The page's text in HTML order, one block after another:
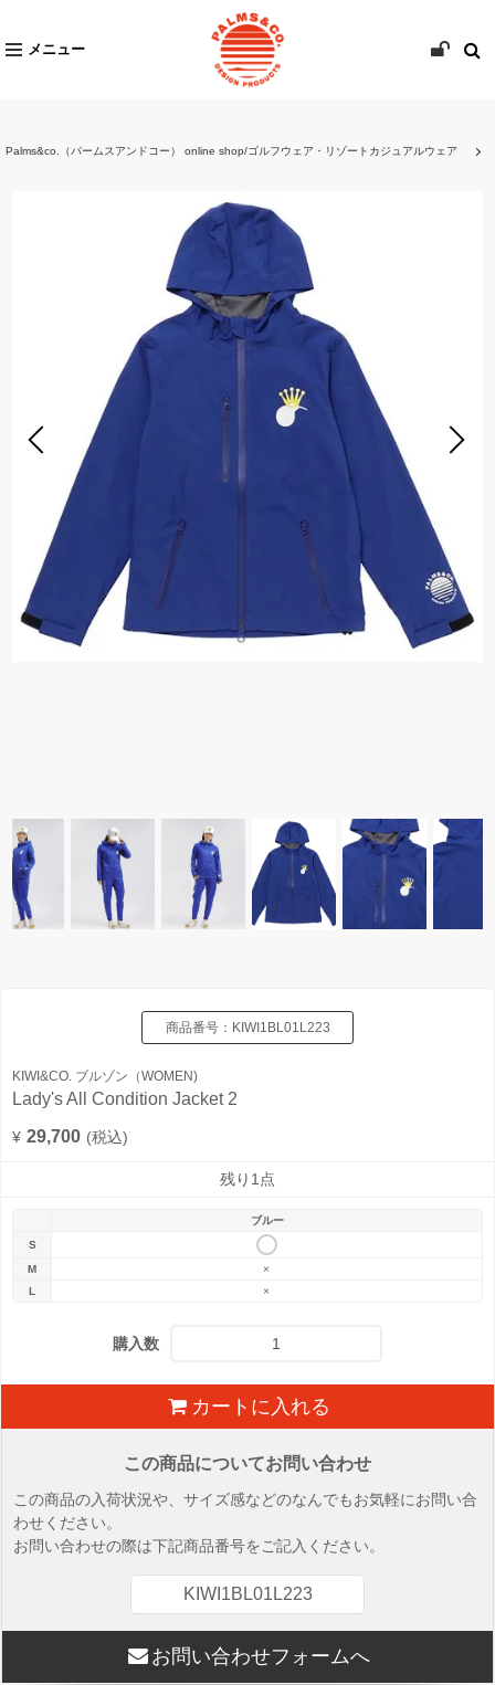
メニュー
Palms&co.（パームスアンドコー） online shop/ゴルフウェア・リゾートカジュアルウェア
商品番号： KIWI1BL01L223
KIWI&CO. ブルゾン（WOMEN)
Lady's All Condition Jacket 2
¥ 29,700 (税込)
残り1点
ブルー
S
M
×
L
×
購入数
カートに入れる
この商品についてお問い合わせ
この商品の入荷状況や、サイズ感などのなんでもお気軽にお問い合
わせください。
お問い合わせの際は下記商品番号をご記入ください。
KIWI1BL01L223
お問い合わせフォームへ